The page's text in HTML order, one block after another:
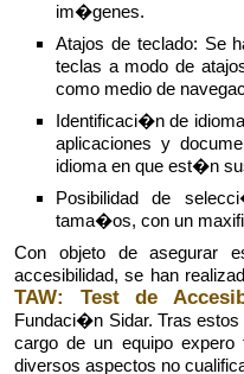
im�genes.
Atajos de teclado: Se
teclas a modo de
como medio de
Identificaci�n de
aplicaciones y
idioma en que est�n
Posibilidad de
tama�os, con un
Con objeto de asegurar
accesibilidad, se han
TAW: Test de
Fundaci�n Sidar. Tras
cargo de un equipo
diversos aspectos no